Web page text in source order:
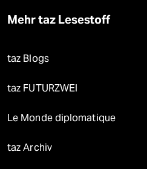
Mehr taz Lesestoff
taz Blogs
taz FUTURZWEI
Le Monde diplomatique
taz Archiv